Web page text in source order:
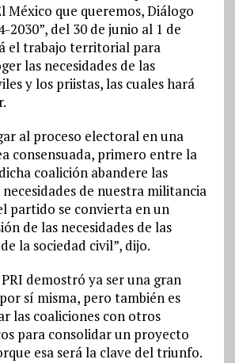
México que queremos, Diálogo
2030”, del 30 de junio al 1 de
el trabajo territorial para
las necesidades de las
y los priistas, las cuales hará
al proceso electoral en una
consensuada, primero entre la
coalición abandere las
necesidades de nuestra militancia
partido se convierta en un
de las necesidades de las
la sociedad civil”, dijo.
demostró ya ser una gran
sí misma, pero también es
las coaliciones con otros
para consolidar un proyecto
esa será la clave del triunfo.